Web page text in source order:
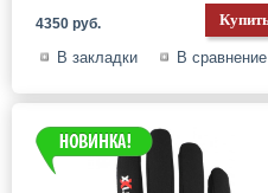
4350 руб.
В закладки В сравнение